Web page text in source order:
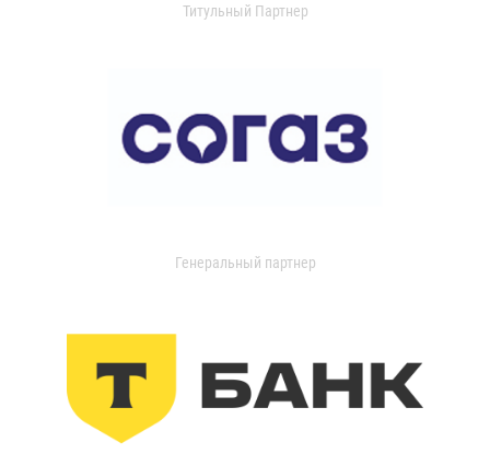
Титульный Партнер
Генеральный партнер